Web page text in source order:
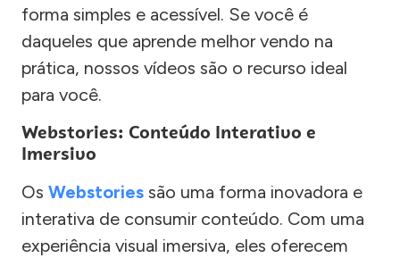
forma simples e acessível. Se você é
daqueles que aprende melhor vendo na
prática, nossos vídeos são o recurso ideal
para você.
Webstories: Conteúdo Interativo e
Imersivo
Os Webstories são uma forma inovadora e
interativa de consumir conteúdo. Com uma
experiência visual imersiva, eles oferecem